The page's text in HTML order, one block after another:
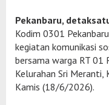
Pekanbaru,
Kodim 0301
kegiatan komunikasi
bersama warga RT 01
Kelurahan Sri Meranti,
Kamis (18/6/2026).